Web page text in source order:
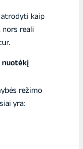
atrodyti kaip
nors reali
nuotėkį
režimo
yra: